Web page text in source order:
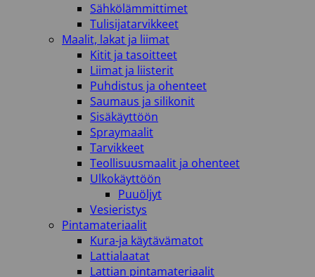
Sähkölämmittimet
Tulisijatarvikkeet
Maalit, lakat ja liimat
Kitit ja tasoitteet
Liimat ja liisterit
Puhdistus ja ohenteet
Saumaus ja silikonit
Sisäkäyttöön
Spraymaalit
Tarvikkeet
Teollisuusmaalit ja ohenteet
Ulkokäyttöön
Puuöljyt
Vesieristys
Pintamateriaalit
Kura-ja käytävämatot
Lattialaatat
Lattian pintamateriaalit